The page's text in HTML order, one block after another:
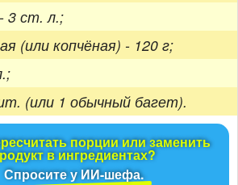
3 ст. л.;
(или копчёная) - 120 г;
(или 1 обычный багет).
порции или заменить
в ингредиентах?
Спросите у ИИ-шефа.